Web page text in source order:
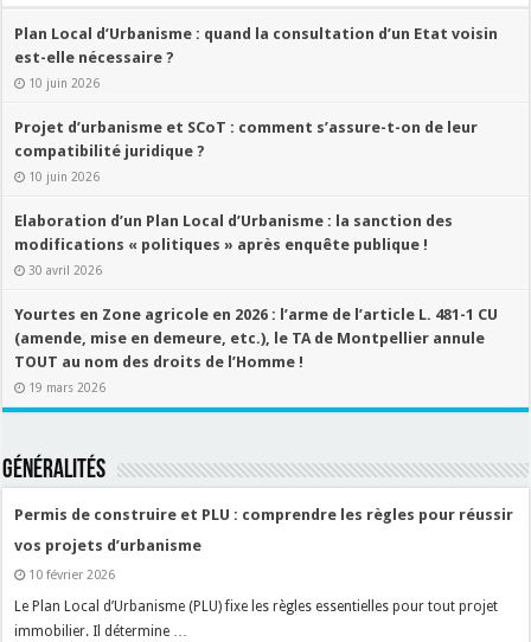
Plan Local d’Urbanisme : quand la consultation d’un Etat voisin
est-elle nécessaire ?
10 juin 2026
Projet d’urbanisme et SCoT : comment s’assure-t-on de leur
compatibilité juridique ?
10 juin 2026
Elaboration d’un Plan Local d’Urbanisme : la sanction des
modifications « politiques » après enquête publique !
30 avril 2026
Yourtes en Zone agricole en 2026 : l’arme de l’article L. 481-1 CU
(amende, mise en demeure, etc.), le TA de Montpellier annule
TOUT au nom des droits de l’Homme !
19 mars 2026
Généralités
Permis de construire et PLU : comprendre les règles pour réussir
vos projets d’urbanisme
10 février 2026
Le Plan Local d’Urbanisme (PLU) fixe les règles essentielles pour tout projet
immobilier. Il détermine …